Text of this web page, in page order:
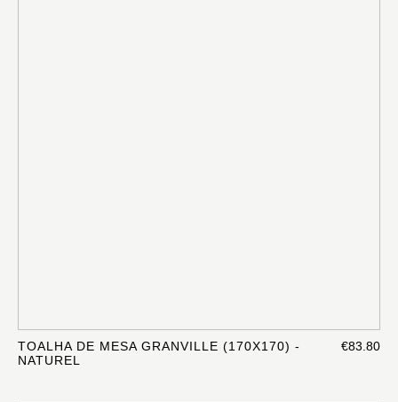
TOALHA DE MESA GRANVILLE (170X170) -
NATUREL
€83.80